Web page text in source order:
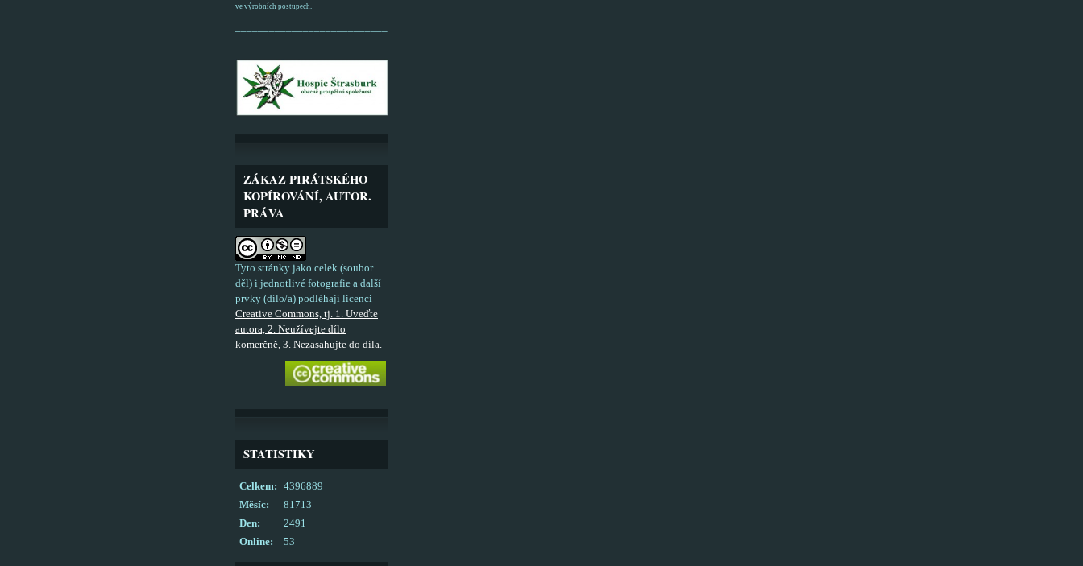
ve výrobních postupech.
ZÁKAZ PIRÁTSKÉHO
KOPÍROVÁNÍ, AUTOR.
PRÁVA
Tyto stránky jako celek (soubor
děl) i jednotlivé fotografie a další
prvky (dílo/a) podléhají licenci
Creative Commons, tj. 1. Uveďte
autora, 2. Neužívejte dílo
komerčně, 3. Nezasahujte do díla.
STATISTIKY
Online: 53
Celkem:
4396889
Měsíc:
81713
Den:
2491